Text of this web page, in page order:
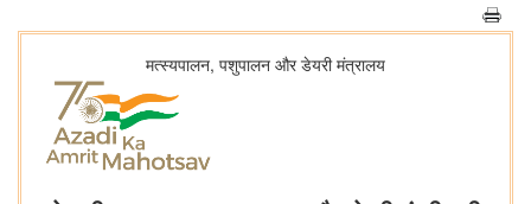
मत्स्यपालन, पशुपालन और डेयरी मंत्रालय